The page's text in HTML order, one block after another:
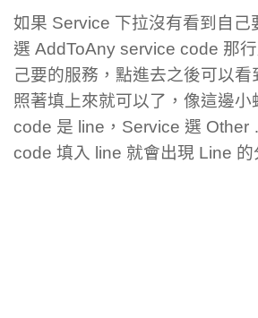
如果 Service 下拉沒有看到自己
選 AddToAny service code 那
己要的服務，點進去之後可以看
照著填上來就可以了，像這邊小
code 是 line，Service 選
code 填入 line 就會出現 Line 的